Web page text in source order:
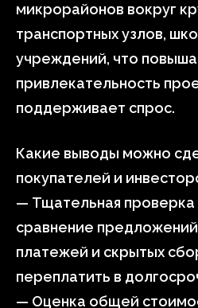
микрорайонов вокруг
транспортных узлов,
учреждений, что
привлекательность
поддерживает спрос.
Какие выводы можно
покупателей и
— Тщательная проверка
сравнение предложений
платежей и скрытых
переплатить в
— Оценка общей